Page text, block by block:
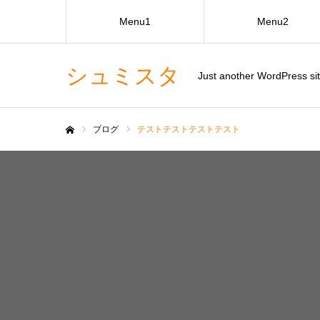
シュミスタ Just another WordPress
Menu1 Menu2
ブログ テストテストテストテスト